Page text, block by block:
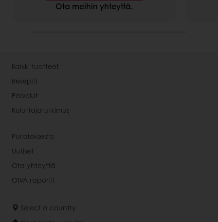
Ota meihin yhteyttä.
Kaikki tuotteet
Reseptit
Palvelut
Kuluttajatutkimus
Puratoksesta
Uutiset
Ota yhteyttä
OIVA raportit
Select a country